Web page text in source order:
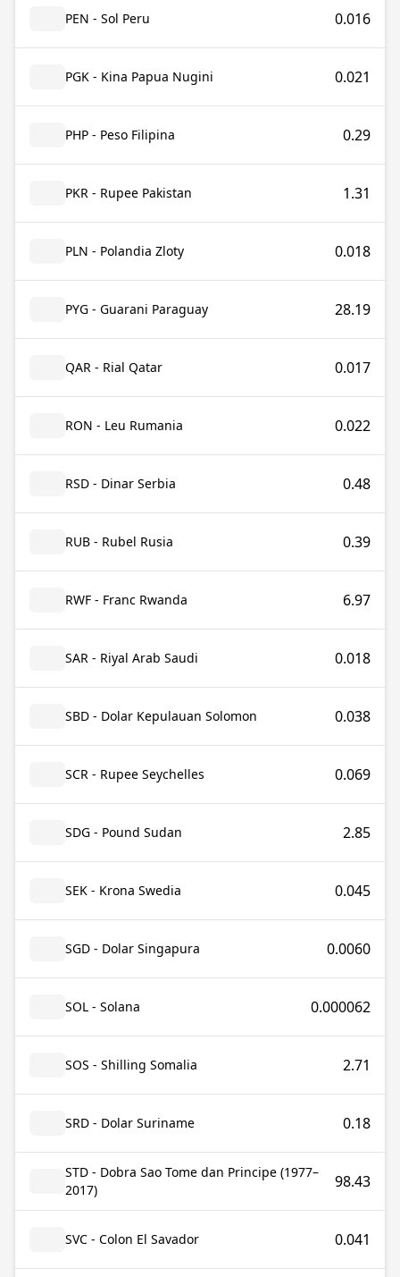
PEN - Sol Peru 0.016
PGK - Kina Papua Nugini 0.021
PHP - Peso Filipina 0.29
PKR - Rupee Pakistan 1.31
PLN - Polandia Zloty 0.018
PYG - Guarani Paraguay 28.19
QAR - Rial Qatar 0.017
RON - Leu Rumania 0.022
RSD - Dinar Serbia 0.48
RUB - Rubel Rusia 0.39
RWF - Franc Rwanda 6.97
SAR - Riyal Arab Saudi 0.018
SBD - Dolar Kepulauan Solomon 0.038
SCR - Rupee Seychelles 0.069
SDG - Pound Sudan 2.85
SEK - Krona Swedia 0.045
SGD - Dolar Singapura 0.0060
SOL - Solana 0.000062
SOS - Shilling Somalia 2.71
SRD - Dolar Suriname 0.18
STD - Dobra Sao Tome dan Principe (1977–
2017)
98.43
SVC - Colon El Savador 0.041